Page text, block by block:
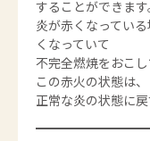
することができます
炎が赤くなってい
くなっていて
不完全燃焼をおこ
この赤火の状態は
正常な炎の状態に戻